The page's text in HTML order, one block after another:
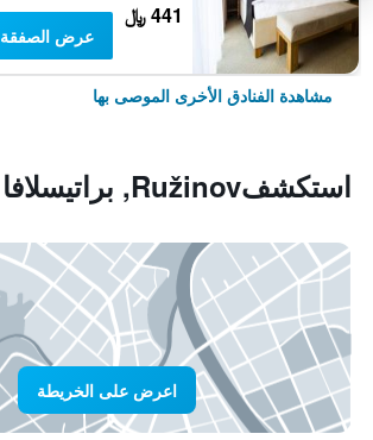
441 ﷼
عرض الصفقة
مشاهدة الفنادق الأخرى الموصى بها
استكشفRužinov, براتيسلافا
اعرض على الخريطة